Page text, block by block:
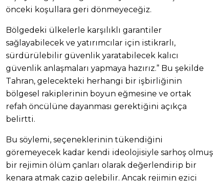
önceki koşullara geri dönmeyeceğiz.
Bölgedeki ülkelerle karşılıklı garantiler
sağlayabilecek ve yatırımcılar için istikrarlı,
sürdürülebilir güvenlik yaratabilecek kalıcı
güvenlik anlaşmaları yapmaya hazırız.” Bu şekilde
Tahran, gelecekteki herhangi bir işbirliğinin
bölgesel rakiplerinin boyun eğmesine ve ortak
refah öncülüne dayanması gerektiğini açıkça
belirtti.
Bu söylemi, seçeneklerinin tükendiğini
göremeyecek kadar kendi ideolojisiyle sarhoş olmuş
bir rejimin ölüm çanları olarak değerlendirip bir
kenara atmak cazip gelebilir. Ancak rejimin ezici